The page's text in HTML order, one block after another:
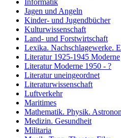
Informatik
Jagen und Angeln
Kinder- und Jugendbücher
Kulturwissenschaft
Land- und Forstwirtschaft
Lexika. Nachschlagewerke.
Literatur 1925-1945 Moderne
Literatur Moderne 1950 - ?
Literatur uneingeordnet
Literaturwissenschaft
Luftverkehr
Maritimes
Mathematik. Physik.
Medizin. Gesundheit
Militaria